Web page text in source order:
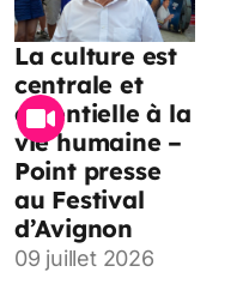
La culture est
centrale et
essentielle à la
vie humaine –
Point presse
au Festival
d’Avignon
09 juillet 2026